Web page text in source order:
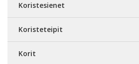
Koristesienet
Koristeteipit
Korit